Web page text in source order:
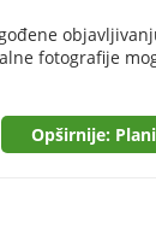
fotografije
Opširnije: